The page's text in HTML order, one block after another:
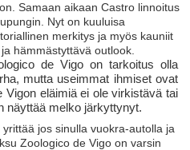
Samaan aikaan Castro linnoitus
Nyt on kuuluisa
merkitys ja myös kauniit
hämmästyttävä outlook.
de Vigo on tarkoitus olla
mutta useimmat ihmiset ovat
Vigon eläimiä ei ole virkistävä tai
näyttää melko järkyttynyt.
jos sinulla vuokra-autolla ja
Zoologico de Vigo on varsin